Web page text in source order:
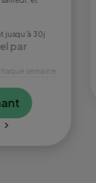
jusqu’à 30j
par
semaine